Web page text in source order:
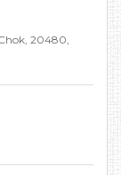
20480,